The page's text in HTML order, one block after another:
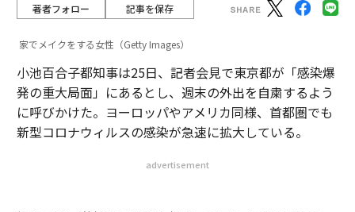
著者フォロー 記事を保存
家でメイクをする女性（Getty Images）
小池百合子都知事は25日、記者会見で東京都が「感染爆
発の重大局面」にあるとし、週末の外出を自粛するよう
に呼びかけた。ヨーロッパやアメリカ同様、首都圏でも
新型コロナウィルスの感染が急速に拡大している。
advertisement